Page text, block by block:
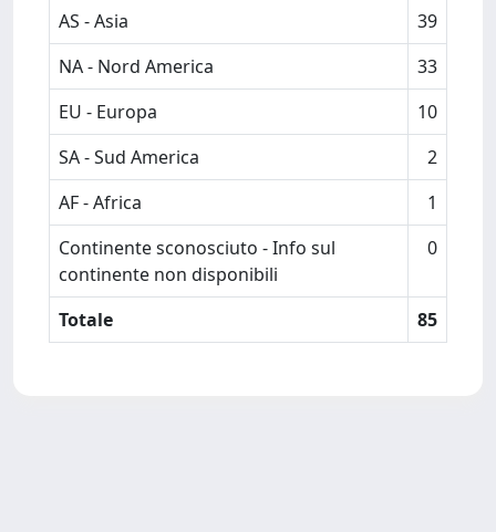
AS - Asia
39
NA - Nord America
33
EU - Europa
10
SA - Sud America
2
AF - Africa
1
Continente sconosciuto - Info sul
continente non disponibili
0
Totale 85